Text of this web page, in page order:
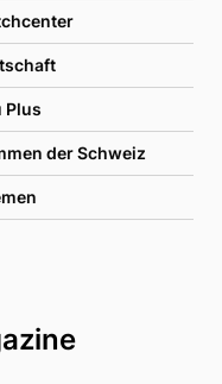
Plus
der Schweiz